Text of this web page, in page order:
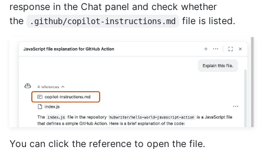
response in the Chat panel and check whether
the
.github/copilot-instructions.md file is listed.
You can click the reference to open the file.